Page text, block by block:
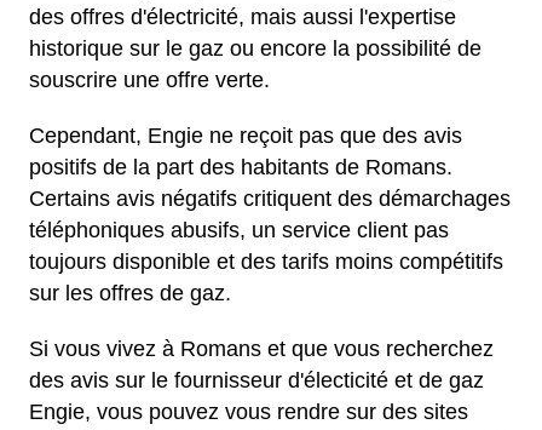
des offres d'électricité, mais aussi l'expertise
historique sur le gaz ou encore la possibilité de
souscrire une offre verte.
Cependant, Engie ne reçoit pas que des avis
positifs de la part des habitants de Romans.
Certains avis négatifs critiquent des démarchages
téléphoniques abusifs, un service client pas
toujours disponible et des tarifs moins compétitifs
sur les offres de gaz.
Si vous vivez à Romans et que vous recherchez
des avis sur le fournisseur d'électicité et de gaz
Engie, vous pouvez vous rendre sur des sites